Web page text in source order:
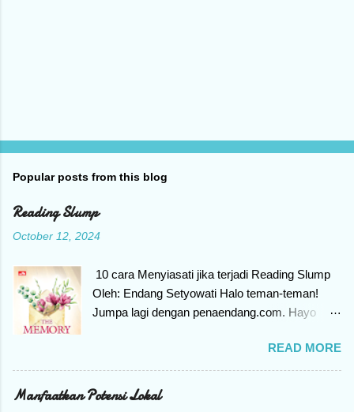
Popular posts from this blog
Reading Slump
October 12, 2024
10 cara Menyiasati jika terjadi Reading Slump
Oleh: Endang Setyowati Halo teman-teman!
Jumpa lagi dengan penaendang.com. Hayo
tiba tidak konsentrasi untuk membaca, merasa
mager dan seakan pegang buku saja enggan.
Kenapa bisa begitu? Bila mengalami gejala
READ MORE
Manfaatkan Potensi Lokal